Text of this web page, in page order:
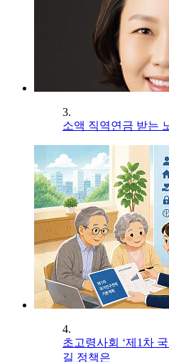
3.
소액 직역연금 받는
4.
초고령사회 ‘제1차
길 정책은